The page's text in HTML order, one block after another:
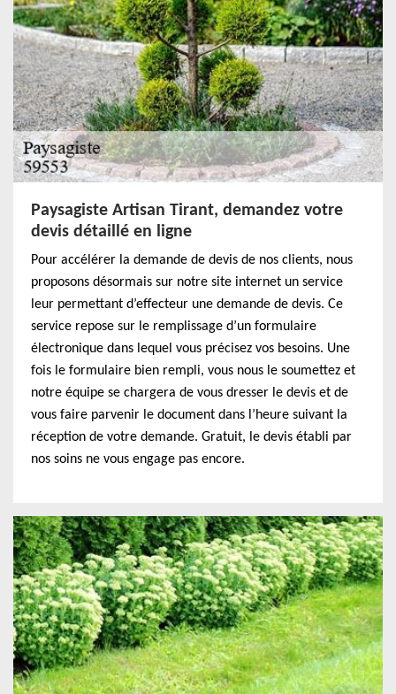
Paysagiste Artisan Tirant, demandez votre
devis détaillé en ligne
Pour accélérer la demande de devis de nos clients, nous
proposons désormais sur notre site internet un service
leur permettant d’effecteur une demande de devis. Ce
service repose sur le remplissage d’un formulaire
électronique dans lequel vous précisez vos besoins. Une
fois le formulaire bien rempli, vous nous le soumettez et
notre équipe se chargera de vous dresser le devis et de
vous faire parvenir le document dans l’heure suivant la
réception de votre demande. Gratuit, le devis établi par
nos soins ne vous engage pas encore.